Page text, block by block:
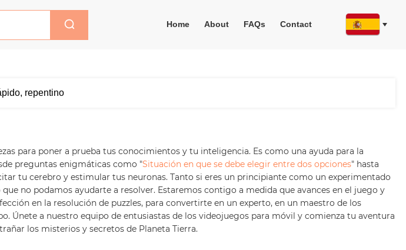
Home About FAQs Contact
repentino
para poner a prueba tus conocimientos y tu inteligencia. Es como una ayuda para la
preguntas enigmáticas como "Situación en que se debe elegir entre dos opciones" hasta
tu cerebro y estimular tus neuronas. Tanto si eres un principiante como un experimentado
no podamos ayudarte a resolver. Estaremos contigo a medida que avances en el juego y
en la resolución de puzzles, para convertirte en un experto, en un maestro de los
Únete a nuestro equipo de entusiastas de los videojuegos para móvil y comienza tu aventura
los misterios y secretos de Planeta Tierra.